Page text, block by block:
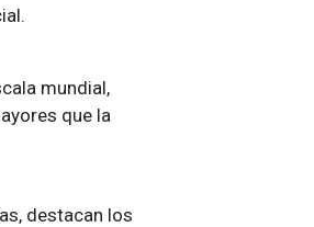
mundial,
que la
destacan los